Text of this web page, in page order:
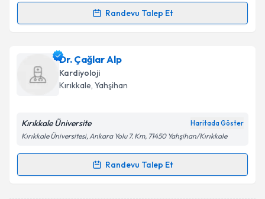
Randevu Talep Et
Randevu Takvimi Talebi
Dr. Öğr. Üyesi Haksun Ebinç
talebi oluşturun. Size bu uzmandan randevu almanız
için bir takvim hazırlandığında e-posta ile
E-posta Adresiniz
Kişisel verilerimin işlenmesine ilişkinAydınlatma
Dr. Çağlar Alp
Kardiyoloji
Kırıkkale, Yahşihan
Kırıkkale Üniversite Haritada Göster
Kırıkkale Üniversitesi, Ankara Yolu 7. Km, 71450 Yahşihan/Kırıkkale
Randevu Talep Et
Randevu Takvimi Talebi